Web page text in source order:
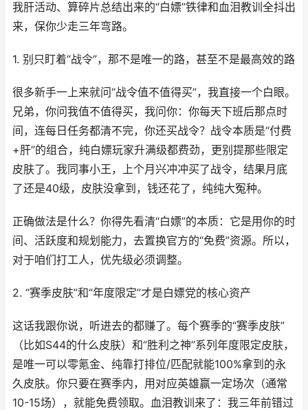
我肝活动、算碎片总结出来的“白嫖”铁律和血泪教训全抖出
来，保你少走三年弯路。
1. 别只盯着“战令”，那不是唯一的路，甚至不是最高效的路
很多新手一上来就问“战令值不值得买”，我直接一个白眼。
兄弟，你问我值不值得买，我问你：你每天下班后那点时
间，连每日任务都清不完，你还买战令？战令本质是“付费
+肝”的组合，纯白嫖玩家升满级都费劲，更别提那些限定
皮肤了。我同事小王，上个月兴冲冲买了战令，结果月底
了还是40级，皮肤没拿到，钱还花了，纯纯大冤种。
正确做法是什么？你得先看清“白嫖”的本质：它是用你的时
间、活跃度和规划能力，去置换官方的“免费”资源。所以，
对于咱们打工人，优先级必须调整。
2. “赛季皮肤”和“年度限定”才是白嫖党的核心资产
这话我跟你说，听进去的都赚了。每个赛季的“赛季皮肤”
（比如S44的什么皮肤）和“胜利之神”系列年度限定皮肤，
是唯一可以零氪金、纯靠打排位/匹配就能100%拿到的永
久皮肤。你只要在赛季内，用对应英雄赢一定场次（通常
10-15场），就能免费领取。血泪教训来了：我三年前错过